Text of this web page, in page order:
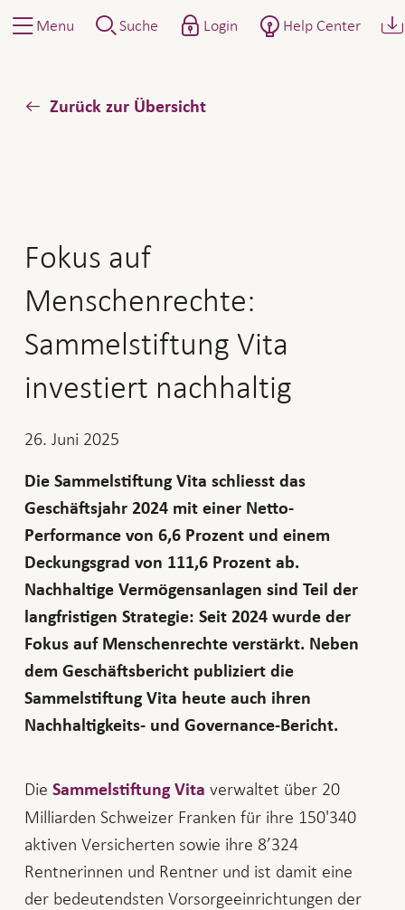
Menu Suche Login Help Center
Zurück zur Übersicht
Fokus auf
Menschenrechte:
Sammelstiftung Vita
investiert nachhaltig
26. Juni 2025
Die Sammelstiftung Vita schliesst das
Geschäftsjahr 2024 mit einer Netto-
Performance von 6,6 Prozent und einem
Deckungsgrad von 111,6 Prozent ab.
Nachhaltige Vermögensanlagen sind Teil der
langfristigen Strategie: Seit 2024 wurde der
Fokus auf Menschenrechte verstärkt. Neben
dem Geschäftsbericht publiziert die
Sammelstiftung Vita heute auch ihren
Nachhaltigkeits- und Governance-Bericht.
Die Sammelstiftung Vita verwaltet über 20
Milliarden Schweizer Franken für ihre 150'340
aktiven Versicherten sowie ihre 8’324
Rentnerinnen und Rentner und ist damit eine
der bedeutendsten Vorsorgeeinrichtungen der